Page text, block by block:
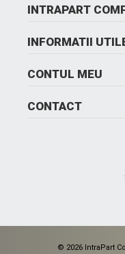
INTRAPART
INFORMATII
CONTUL MEU
CONTACT
© 2026 IntraPart